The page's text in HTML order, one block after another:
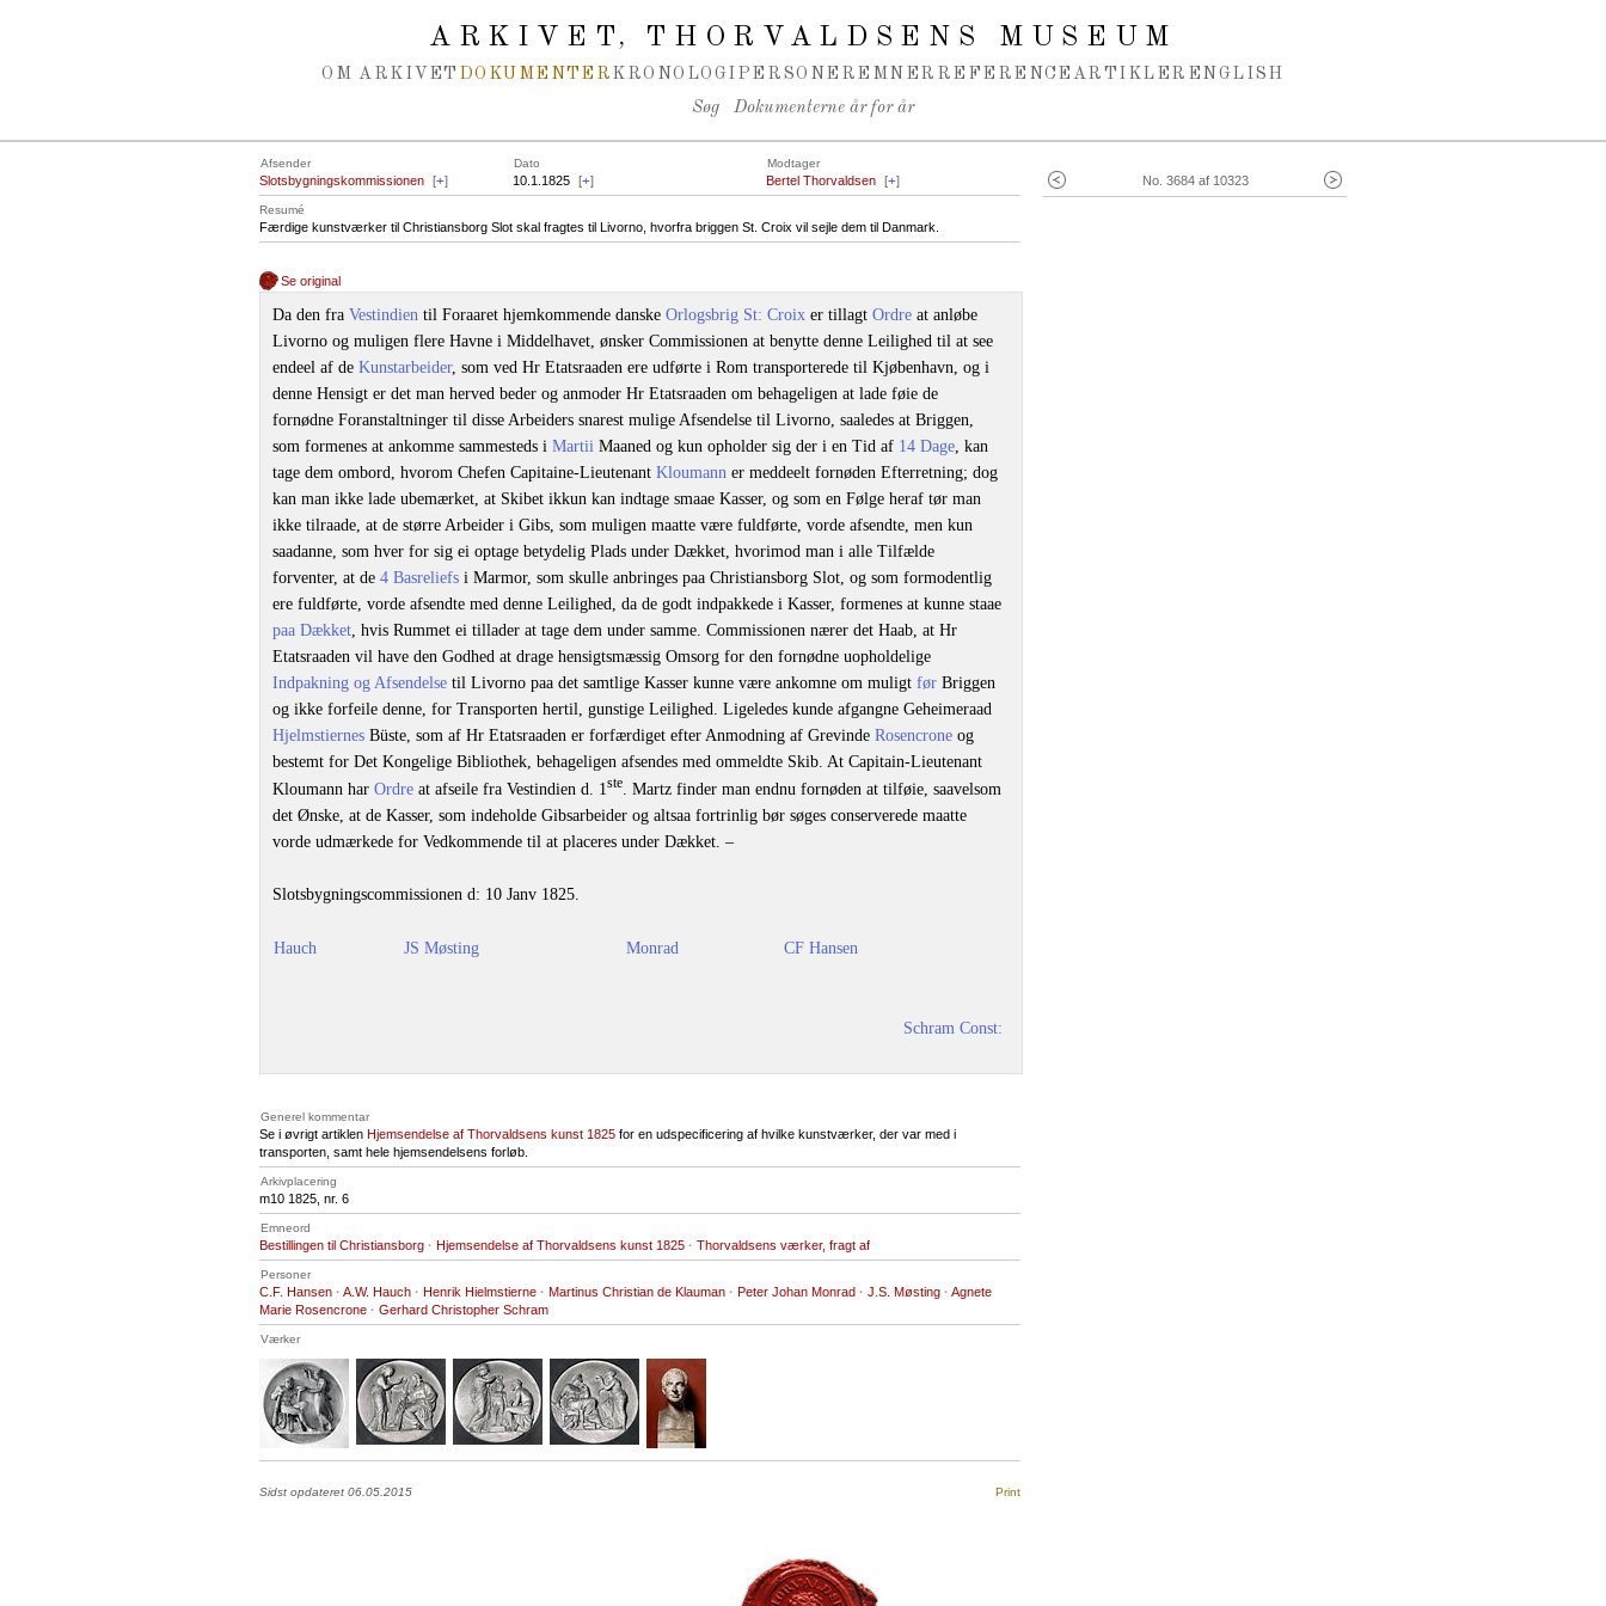
ARKIVET, THORVALDSENS MUSEUM
OM ARKIVET DOKUMENTER KRONOLOGI PERSONER EMNER REFERENCEARTIKLER ENGLISH
Søg Dokumenterne år for år
No. 3684 af 10323
Afsender Dato Modtager
Slotsbygningskommissionen [+] 10.1.1825 [+] Bertel Thorvaldsen [+]
Resumé
Færdige kunstværker til Christiansborg Slot skal fragtes til Livorno, hvorfra briggen St. Croix vil sejle dem til Danmark.
Se original
Da den fra Vestindien til Foraaret hjemkommende danske Orlogsbrig St: Croix er tillagt Ordre at anløbe
Livorno og muligen flere Havne i Middelhavet, ønsker Commissionen at benytte denne Leilighed til at see
endeel af de Kunstarbeider, som ved Hr Etatsraaden ere udførte i Rom transporterede til Kjøbenhavn, og i
denne Hensigt er det man herved beder og anmoder Hr Etatsraaden om behageligen at lade føie de
fornødne Foranstaltninger til disse Arbeiders snarest mulige Afsendelse til Livorno, saaledes at Briggen,
som formenes at ankomme sammesteds i Martii Maaned og kun opholder sig der i en Tid af 14 Dage, kan
tage dem ombord, hvorom Chefen Capitaine-Lieutenant Kloumann er meddeelt fornøden Efterretning; dog
kan man ikke lade ubemærket, at Skibet ikkun kan indtage smaae Kasser, og som en Følge heraf tør man
ikke tilraade, at de større Arbeider i Gibs, som muligen maatte være fuldførte, vorde afsendte, men kun
saadanne, som hver for sig ei optage betydelig Plads under Dækket, hvorimod man i alle Tilfælde
forventer, at de 4 Basreliefs i Marmor, som skulle anbringes paa Christiansborg Slot, og som formodentlig
ere fuldførte, vorde afsendte med denne Leilighed, da de godt indpakkede i Kasser, formenes at kunne staae
paa Dækket, hvis Rummet ei tillader at tage dem under samme. Commissionen nærer det Haab, at Hr
Etatsraaden vil have den Godhed at drage hensigtsmæssig Omsorg for den fornødne uopholdelige
Indpakning og Afsendelse til Livorno paa det samtlige Kasser kunne være ankomne om muligt før Briggen
og ikke forfeile denne, for Transporten hertil, gunstige Leilighed. Ligeledes kunde afgangne Geheimeraad
Hjelmstiernes Büste, som af Hr Etatsraaden er forfærdiget efter Anmodning af Grevinde Rosencrone og
bestemt for Det Kongelige Bibliothek, behageligen afsendes med ommeldte Skib. At Capitain-Lieutenant
Kloumann har Ordre at afseile fra Vestindien d. 1ste . Martz finder man endnu fornøden at tilføie, saavelsom
det Ønske, at de Kasser, som indeholde Gibsarbeider og altsaa fortrinlig bør søges conserverede maatte
vorde udmærkede for Vedkommende til at placeres under Dækket. –
Slotsbygningscommissionen d: 10 Janv 1825.
Hauch JS Møsting Monrad CF Hansen
Schram Const:
Generel kommentar
Se i øvrigt artiklen Hjemsendelse af Thorvaldsens kunst 1825 for en udspecificering af hvilke kunstværker, der var med i
transporten, samt hele hjemsendelsens forløb.
Arkivplacering
m10 1825, nr. 6
Emneord
Bestillingen til Christiansborg · Hjemsendelse af Thorvaldsens kunst 1825 · Thorvaldsens værker, fragt af
Personer
C.F. Hansen · A.W. Hauch · Henrik Hielmstierne · Martinus Christian de Klauman · Peter Johan Monrad · J.S. Møsting · Agnete
Marie Rosencrone · Gerhard Christopher Schram
Værker
Sidst opdateret 06.05.2015 Print